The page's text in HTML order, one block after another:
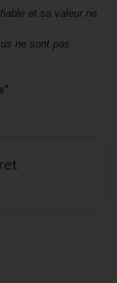
et sa valeur ne
ne sont pas